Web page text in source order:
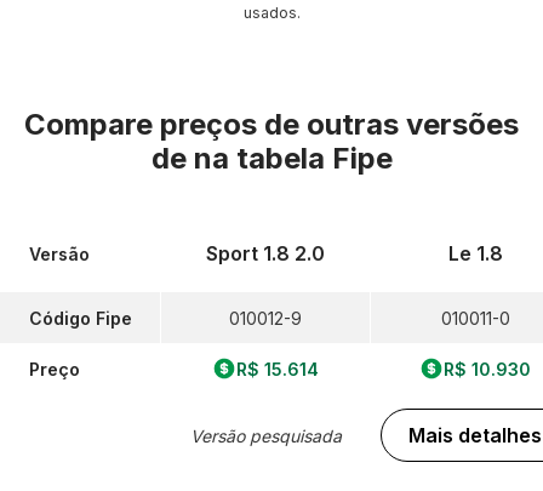
usados.
Compare preços de outras versões
de na tabela Fipe
Versão
Código Fipe
Preço
Sport 1.8 2.0
010012-9
R$ 15.614
Versão pesquisada
Le 1.8
010011-0
R$ 10.930
Mais detalhes